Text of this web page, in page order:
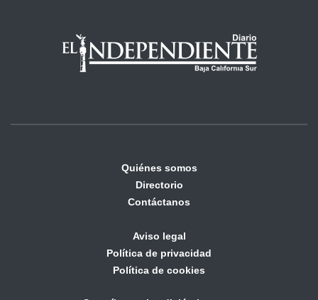
Quiénes somos
Directorio
Contáctanos
Aviso legal
Política de privacidad
Política de cookies